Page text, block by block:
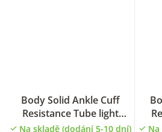
Body Solid Ankle Cuff
Resistance Tube light
guma na cvičení
Na skladě (dodání 5-10 dní)